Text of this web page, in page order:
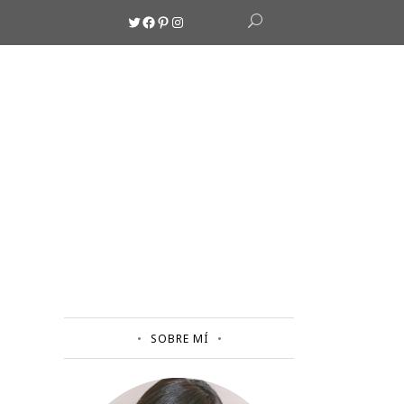
Twitter
Facebook
Pinterest
Instagram
SOBRE MÍ